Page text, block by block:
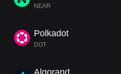
NEAR
Polkadot
DOT
Algorand